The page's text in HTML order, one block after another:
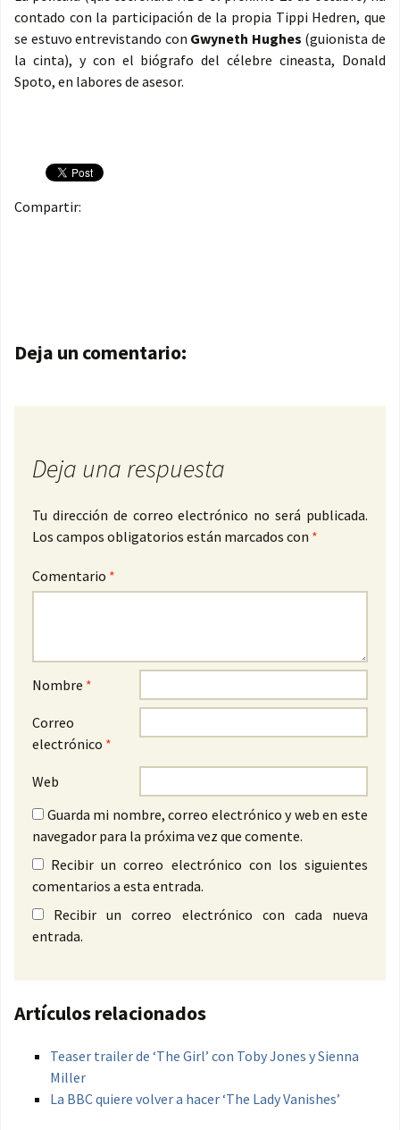
contado con la participación de la propia Tippi Hedren, que
se estuvo entrevistando con Gwyneth Hughes (guionista de
la cinta), y con el biógrafo del célebre cineasta, Donald
Spoto, en labores de asesor.
Compartir:
Navegación de entradas
Deja un comentario:
Deja una respuesta
Tu dirección de correo electrónico no será publicada.
Los campos obligatorios están marcados con *
Comentario *
Nombre *
Correo
electrónico *
Web
Guarda mi nombre, correo electrónico y web en este
navegador para la próxima vez que comente.
Recibir un correo electrónico con los siguientes
comentarios a esta entrada.
Recibir un correo electrónico con cada nueva
entrada.
Artículos relacionados
Teaser trailer de ‘The Girl’ con Toby Jones y Sienna
Miller
La BBC quiere volver a hacer ‘The Lady Vanishes’